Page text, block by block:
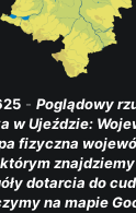
- Poglądowy
w Ujeździe:
fizyczna
znajdziemy
dotarcia do
na mapie